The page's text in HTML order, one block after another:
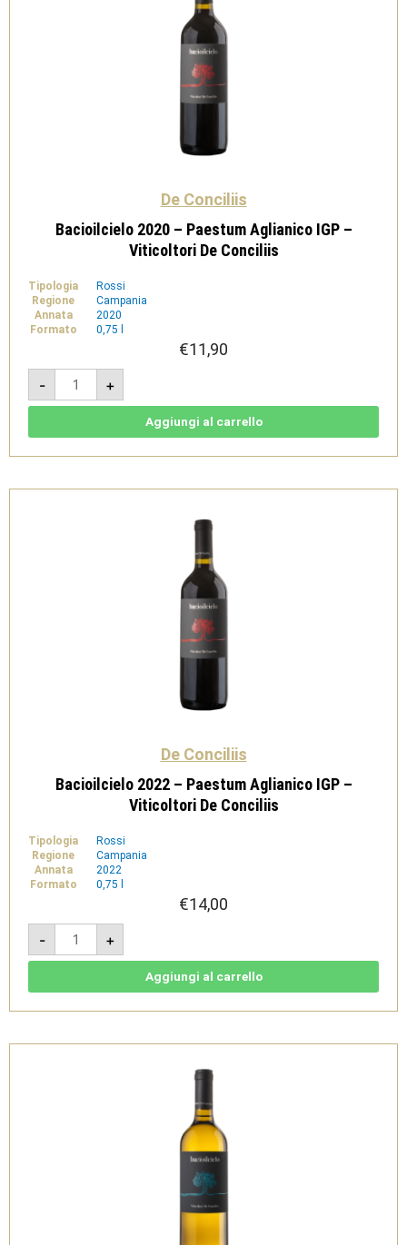
De Conciliis
Bacioilcielo 2020 – Paestum Aglianico IGP –
Viticoltori De Conciliis
Tipologia
Rossi
Regione
Campania
Annata
2020
Formato
0,75 l
€11,90
-
Bacioilcielo
2020
-
Paestum
Viticoltori
quantità
+
Aggiungi al carrello
De Conciliis
Bacioilcielo 2022 – Paestum Aglianico IGP –
Viticoltori De Conciliis
Tipologia
Rossi
Regione
Campania
Annata
2022
Formato
0,75 l
€14,00
-
Bacioilcielo
2022
-
Paestum
Viticoltori
quantità
+
Aggiungi al carrello